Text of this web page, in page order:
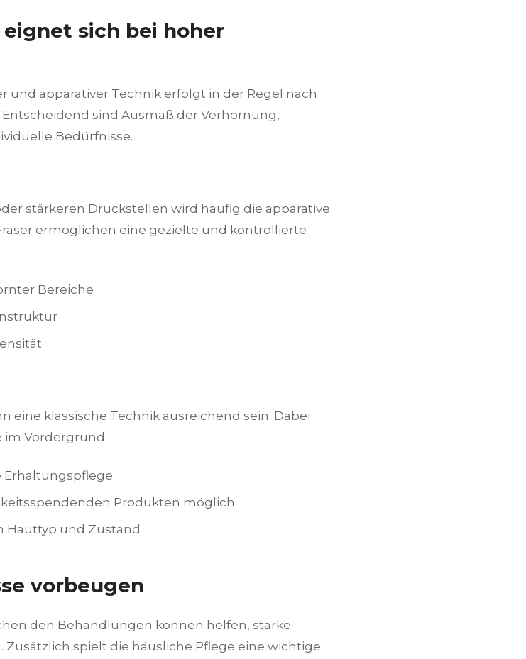
sich bei hoher
und apparativer Technik erfolgt in der Regel nach
sind Ausmaß der Verhornung,
Bedürfnisse.
stärkeren Druckstellen wird häufig die apparative
ermöglichen eine gezielte und kontrollierte
Bereiche
eine klassische Technik ausreichend sein. Dabei
im Vordergrund.
Produkten möglich
Hauttyp und Zustand
vorbeugen
den Behandlungen können helfen, starke
spielt die häusliche Pflege eine wichtige